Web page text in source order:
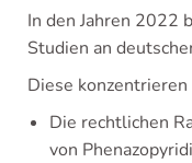
In den Jahren 2022
Studien an
Diese konzentrieren
Die rechtlichen
von